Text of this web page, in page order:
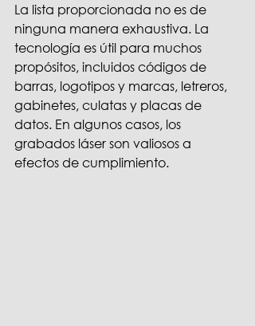
La lista proporcionada no es de
ninguna manera exhaustiva. La
tecnología es útil para muchos
propósitos, incluidos códigos de
barras, logotipos y marcas, letreros,
gabinetes, culatas y placas de
datos. En algunos casos, los
grabados láser son valiosos a
efectos de cumplimiento.